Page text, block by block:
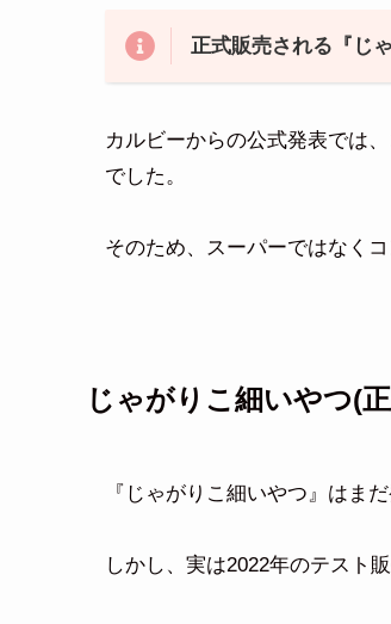
正式販売される『じ
カルビーからの公式発表では
でした。
そのため、スーパーではなく
じゃがりこ細いやつ(
『じゃがりこ細いやつ』はま
しかし、実は2022年のテスト